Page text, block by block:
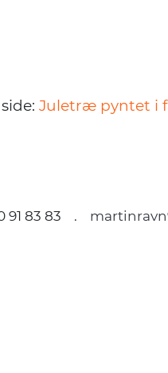
Juletræ pyntet i
91 83 83 .